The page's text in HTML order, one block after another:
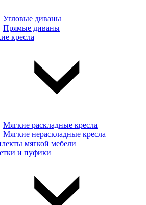
Угловые диваны
Прямые диваны
кресла
Мягкие раскладные кресла
Мягкие нераскладные кресла
мягкой мебели
и пуфики